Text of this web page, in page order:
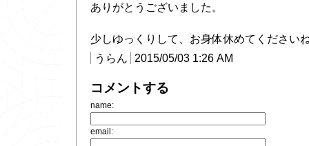
ありがとうございました。
少しゆっくりして、お身体休めてください
うらん
2015/05/03 1:26 AM
コメントする
name:
email: